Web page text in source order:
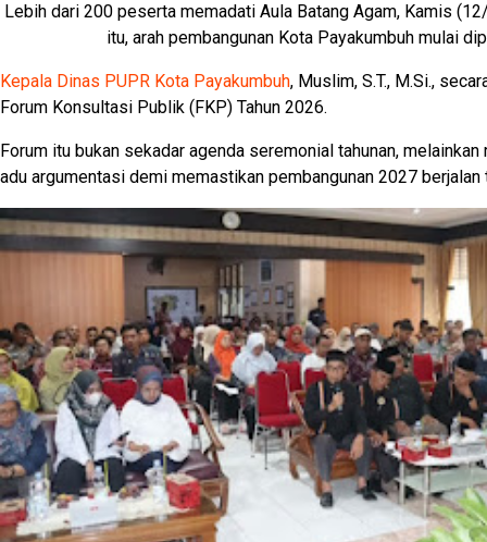
Lebih dari 200 peserta memadati Aula Batang Agam, Kamis
itu, arah pembangunan Kota Payakumbuh mulai
Kepala Dinas PUPR Kota Payakumbuh, Muslim, S.T., M.Si.,
Forum Konsultasi Publik (FKP) Tahun 2026.
Forum itu bukan sekadar agenda seremonial tahunan, melainkan
adu argumentasi demi memastikan pembangunan 2027 berjalan